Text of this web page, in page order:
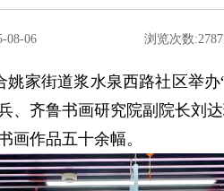
08-06 浏览次数:2787
姚家街道浆水泉西路社区举
、齐鲁书画研究院副院长刘
画作品五十余幅。